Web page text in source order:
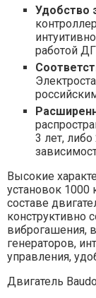
Удобство
работой
3 лет,
Высокие
установок
составе
конструктивно
виброгашения,
генераторов,
управления,
Двигатель